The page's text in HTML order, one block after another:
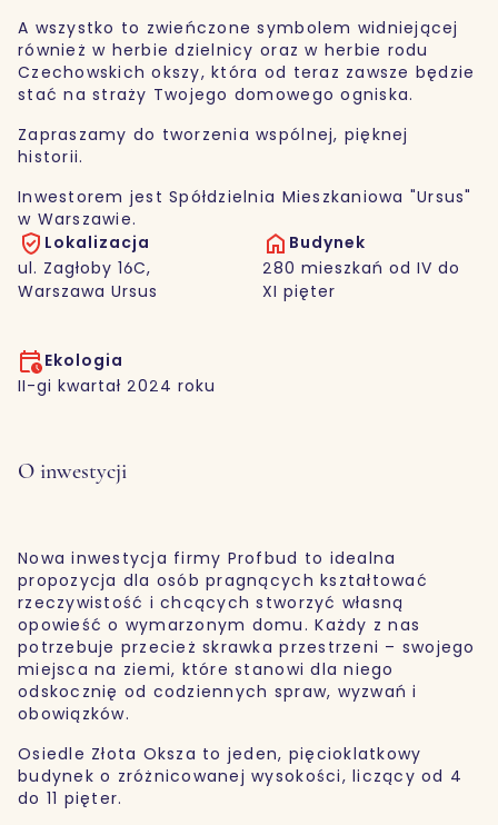
A wszystko to zwieńczone symbolem widniejącej
również w herbie dzielnicy oraz w herbie rodu
Czechowskich okszy, która od teraz zawsze będzie
stać na straży Twojego domowego ogniska.
Zapraszamy do tworzenia wspólnej, pięknej
historii.
Inwestorem jest Spółdzielnia Mieszkaniowa "Ursus"
w Warszawie.
Lokalizacja
ul. Zagłoby 16C,
Warszawa Ursus
Budynek
280 mieszkań od IV do
XI pięter
Ekologia
II-gi kwartał 2024 roku
O inwestycji
Nowa inwestycja firmy Profbud to idealna
propozycja dla osób pragnących kształtować
rzeczywistość i chcących stworzyć własną
opowieść o wymarzonym domu. Każdy z nas
potrzebuje przecież skrawka przestrzeni – swojego
miejsca na ziemi, które stanowi dla niego
odskocznię od codziennych spraw, wyzwań i
obowiązków.
Osiedle Złota Oksza to jeden, pięcioklatkowy
budynek o zróżnicowanej wysokości, liczący od 4
do 11 pięter.